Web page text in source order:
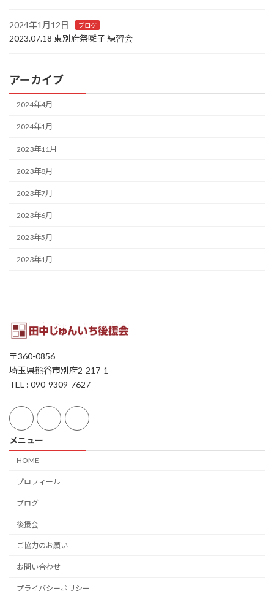
2024年1月12日 ブログ
2023.07.18 東別府祭囃子 練習会
アーカイブ
2024年4月
2024年1月
2023年11月
2023年8月
2023年7月
2023年6月
2023年5月
2023年1月
〒360-0856
埼玉県熊谷市別府2-217-1
TEL : 090-9309-7627
メニュー
HOME
プロフィール
ブログ
後援会
ご協力のお願い
お問い合わせ
プライバシーポリシー